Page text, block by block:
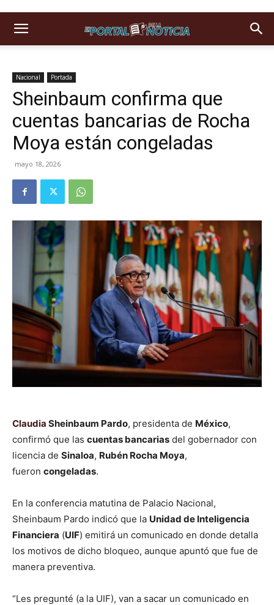
Nacional Portada
Sheinbaum confirma que
cuentas bancarias de Rocha
Moya están congeladas
mayo 18, 2026
Claudia Sheinbaum Pardo, presidenta de México,
confirmó que las cuentas bancarias del gobernador con
licencia de Sinaloa, Rubén Rocha Moya,
fueron congeladas.
En la conferencia matutina de Palacio Nacional,
Sheinbaum Pardo indicó que la Unidad de Inteligencia
Financiera (UIF) emitirá un comunicado en donde detalla
los motivos de dicho bloqueo, aunque apuntó que fue de
manera preventiva.
“Les pregunté (a la UIF), van a sacar un comunicado en